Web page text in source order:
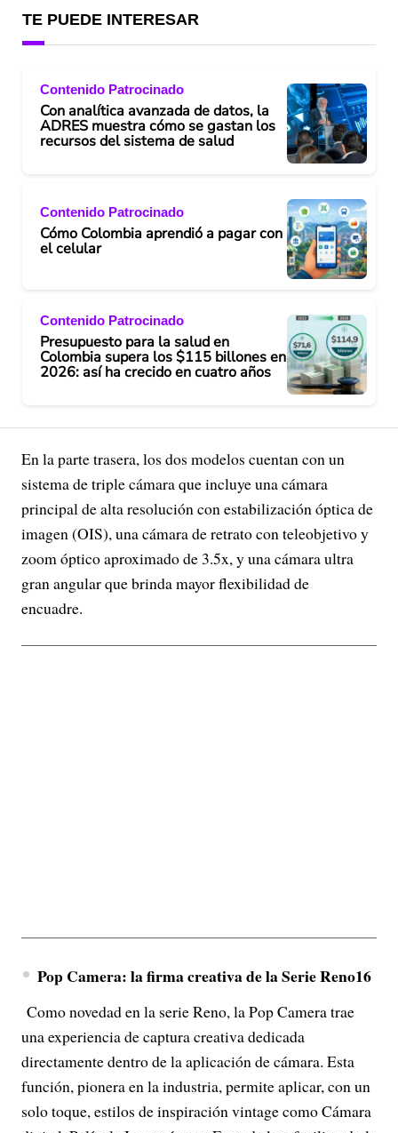
TE PUEDE INTERESAR
Contenido Patrocinado
Con analítica avanzada de datos, la
ADRES muestra cómo se gastan los
recursos del sistema de salud
Contenido Patrocinado
Cómo Colombia aprendió a pagar con
el celular
Contenido Patrocinado
Presupuesto para la salud en
Colombia supera los $115 billones en
2026: así ha crecido en cuatro años
En la parte trasera, los dos modelos cuentan con un
sistema de triple cámara que incluye una cámara
principal de alta resolución con estabilización óptica de
imagen (OIS), una cámara de retrato con teleobjetivo y
zoom óptico aproximado de 3.5x, y una cámara ultra
gran angular que brinda mayor flexibilidad de
encuadre.
Pop Camera: la firma creativa de la Serie Reno16
Como novedad en la serie Reno, la Pop Camera trae
una experiencia de captura creativa dedicada
directamente dentro de la aplicación de cámara. Esta
función, pionera en la industria, permite aplicar, con un
solo toque, estilos de inspiración vintage como Cámara